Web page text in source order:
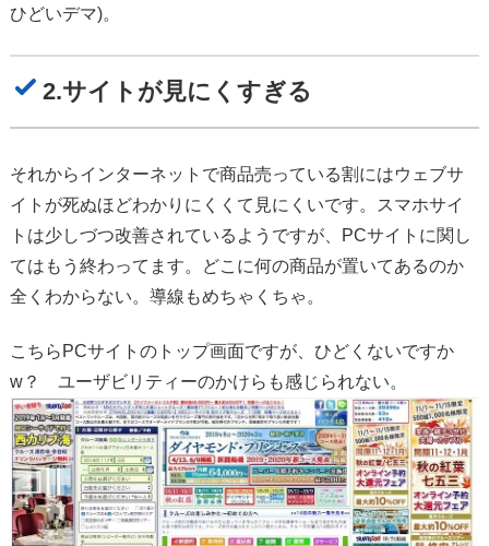
ひどいデマ)。
2.サイトが見にくすぎる
それからインターネットで商品売っている割にはウェブサ
イトが死ぬほどわかりにくくて見にくいです。スマホサイ
トは少しづつ改善されているようですが、PCサイトに関し
てはもう終わってます。どこに何の商品が置いてあるのか
全くわからない。導線もめちゃくちゃ。
こちらPCサイトのトップ画面ですが、ひどくないですか
w？ ユーザビリティーのかけらも感じられない。